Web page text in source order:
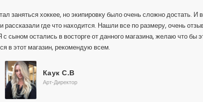
заняться хоккее, но экипировку было очень сложно достать.
где что находится. Нашли все по размеру, очень
остались в восторге от данного магазина, желаю что бы
в этот магазин, рекомендую всем.
Каук С.В
Арт-Директор